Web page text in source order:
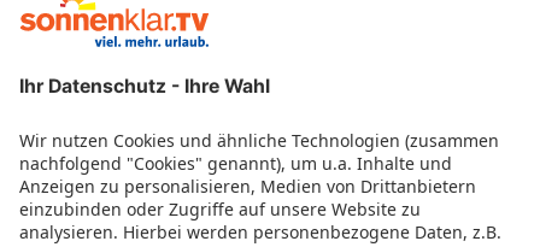
Moderatoren
Impressum
Informationen zur Barrierefreiheit
Datenschutz
Datenschutzeinstellungen